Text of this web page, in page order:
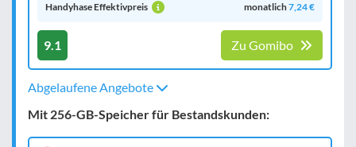
Handyhase Effektivpreis
monatlich7,24 €
9.1 Zu Gomibo
Abgelaufene Angebote
Mit 256-GB-Speicher für Bestandskunden: